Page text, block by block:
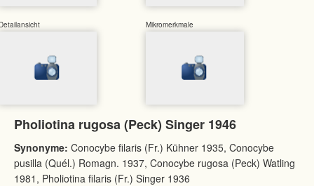
Mikromerkmale
Pholiotina rugosa (Peck) Singer 1946
Synonyme: Conocybe filaris (Fr.) Kühner 1935, Conocybe
pusilla (Quél.) Romagn. 1937, Conocybe rugosa (Peck) Watling
1981, Pholiotina filaris (Fr.) Singer 1936